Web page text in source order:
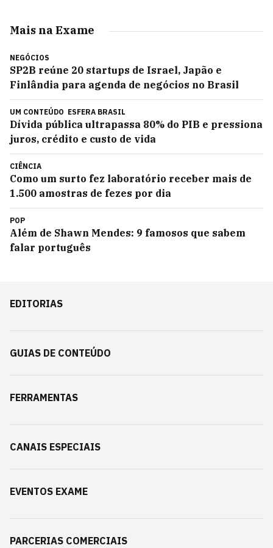
Mais na Exame
NEGÓCIOS
SP2B reúne 20 startups de Israel, Japão e
Finlândia para agenda de negócios no Brasil
UM CONTEÚDO ESFERA BRASIL
Dívida pública ultrapassa 80% do PIB e pressiona
juros, crédito e custo de vida
CIÊNCIA
Como um surto fez laboratório receber mais de
1.500 amostras de fezes por dia
POP
Além de Shawn Mendes: 9 famosos que sabem
falar português
EDITORIAS
GUIAS DE CONTEÚDO
FERRAMENTAS
CANAIS ESPECIAIS
EVENTOS EXAME
PARCERIAS COMERCIAIS